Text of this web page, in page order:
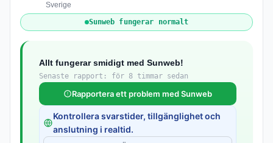
Sverige
Sunweb fungerar normalt
Allt fungerar smidigt med Sunweb!
Senaste rapport: för 8 timmar sedan
Rapportera ett problem med Sunweb
Kontrollera svarstider, tillgänglighet och
anslutning i realtid.